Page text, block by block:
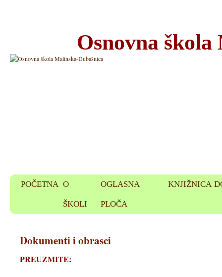
Osnovna
POČETNA O
ŠKOLI
OGLASNA
PLOČA
KNJIŽNICA
Dokumenti i obrasci
PREUZMITE: